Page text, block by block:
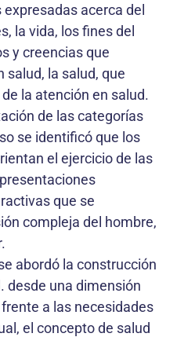
acerca del
la vida, los fines del
y creencias que
salud, la salud, que
la atención en salud.
de las categorías
se identificó que los
el ejercicio de las
que se
compleja del hombre,
abordó la construcción
desde una dimensión
a las necesidades
el concepto de salud